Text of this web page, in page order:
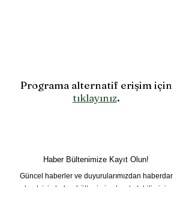
Programa alternatif erişim için
tıklayınız.
Haber Bültenimize Kayıt Olun!
Güncel haberler ve duyurularımızdan haberdar
olmak için haber bültenimize kayıt olabilirsiniz.